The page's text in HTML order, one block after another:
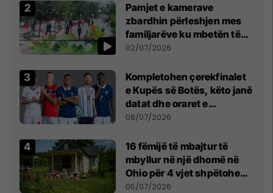
Pamjet e kamerave
zbardhin përleshjen mes
familjarëve ku mbetën të
plagosur katër persona
02/07/2026
Kompletohen çerekfinalet
e Kupës së Botës, këto janë
datat dhe oraret e
ndeshjeve
08/07/2026
16 fëmijë të mbajtur të
mbyllur në një dhomë në
Ohio për 4 vjet shpëtohen -
tani ata i pret një sfidë e
05/07/2026